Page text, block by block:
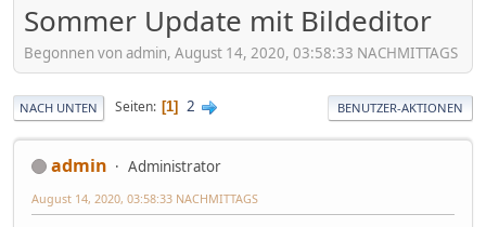
Sommer Update mit Bildeditor
Begonnen von admin, August 14, 2020, 03:58:33 NACHMITTAGS
NACH UNTEN Seiten 1 2 BENUTZER-AKTIONEN
admin Administrator
August 14, 2020, 03:58:33 NACHMITTAGS